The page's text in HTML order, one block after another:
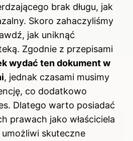
brak długu, jak
Skoro zahaczyliśmy
jak uniknąć
. Zgodnie z przepisami
wydać ten dokument w
, jednak czasami musimy
co dodatkowo
Dlatego warto posiadać
prawach jako właściciela
skuteczne